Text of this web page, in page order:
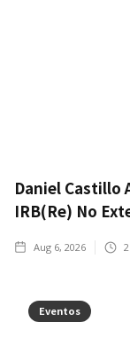
Daniel Castillo
IRB(Re) No
Aug 6, 2026 2
Eventos